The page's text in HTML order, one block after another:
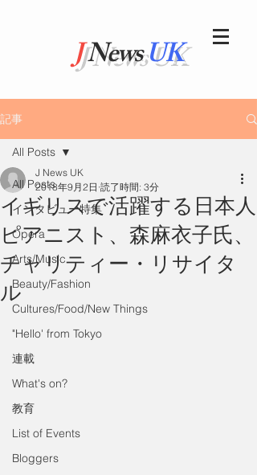
JNewsUK
記事
All Posts
インタビュー特集
Opera
Arts/Music
Beauty/Fashion
Cultures/Food/New Things
"Hello' from Tokyo
連載
What's on?
教育
List of Events
Bloggers
All Posts
イギリスで活躍する日本人
ピアニスト、森麻衣子氏、
チャリティー・リサイタ
ル
J News UK
2018年9月2日 読了時間: 3分